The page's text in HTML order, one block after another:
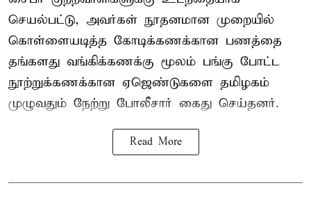
செயல்பட்டு, அவர்கள் நூதனமான முறையில்
கொள்ளையடித்த கோடிக்கணக்கான பணத்தை
தங்களது வங்கிக்கணக்கு மூலம் பங்கு போட்ட
நூற்றுக்கணக்கான ஏஜெண்டுகளை தமிழகம்
முழுவதும் நேற்று போலீசார் கைது செய்தனர்.
Read More